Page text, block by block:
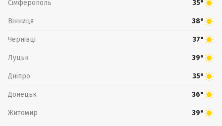
Сімферополь 35°
Вінниця 38°
Чернівці 37°
Луцьк 39°
Дніпро 35°
Донецьк 36°
Житомир 39°